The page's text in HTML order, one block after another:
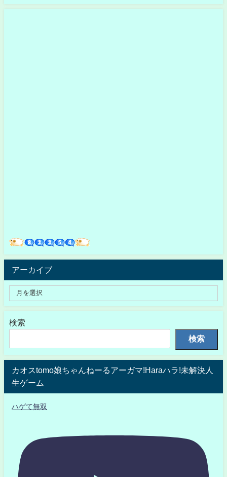
アーカイブ
検索
検索
カオスtomo娘ちゃんねーるアーガマ!Haraハラ!未解決人
生ゲーム
ハゲて無双